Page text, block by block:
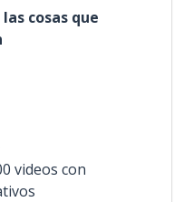
cosas que
videos con